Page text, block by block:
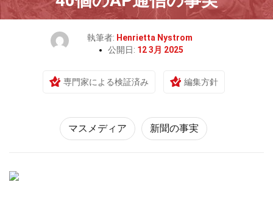
執筆者: Henrietta Nystrom
公開日: 12 3月 2025
専門家による検証済み 編集方針
マスメディア 新聞の事実